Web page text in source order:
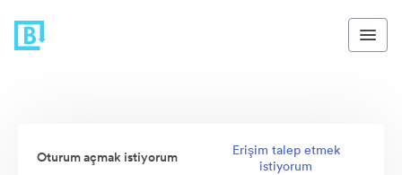
Oturum açmak istiyorum
Erişim talep etmek
istiyorum